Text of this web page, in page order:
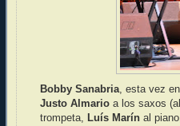
Bobby Sanabria, esta vez
Justo Almario a los saxos
trompeta, Luís Marín al